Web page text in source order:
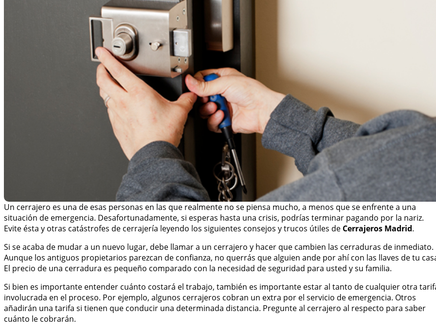
Un cerrajero es una de esas personas en las que realmente no se piensa mucho, a menos que se enfrente a una
situación de emergencia. Desafortunadamente, si esperas hasta una crisis, podrías terminar pagando por la nariz.
Evite ésta y otras catástrofes de cerrajería leyendo los siguientes consejos y trucos útiles de Cerrajeros Madrid.
Si se acaba de mudar a un nuevo lugar, debe llamar a un cerrajero y hacer que cambien las cerraduras de inmediato.
Aunque los antiguos propietarios parezcan de confianza, no querrás que alguien ande por ahí con las llaves de tu
El precio de una cerradura es pequeño comparado con la necesidad de seguridad para usted y su familia.
Si bien es importante entender cuánto costará el trabajo, también es importante estar al tanto de cualquier otra
involucrada en el proceso. Por ejemplo, algunos cerrajeros cobran un extra por el servicio de emergencia. Otros
añadirán una tarifa si tienen que conducir una determinada distancia. Pregunte al cerrajero al respecto para saber
cuánto le cobrarán.